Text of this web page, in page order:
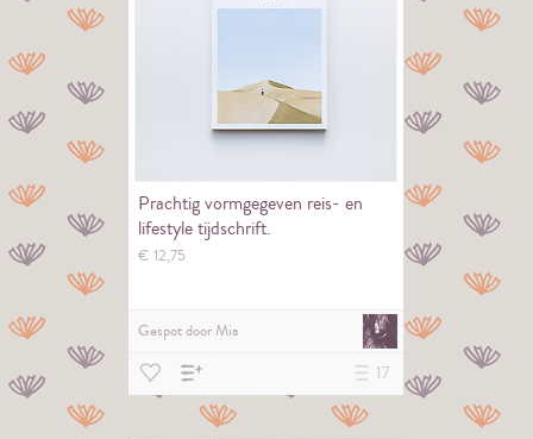
Prachtig vormgegeven reis- en
lifestyle tijdschrift.
€ 12,75
Gespot doorMia
17